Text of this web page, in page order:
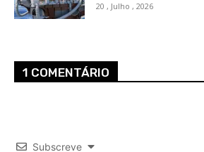
20 , Julho , 2026
1 COMENTÁRIO
Subscreve